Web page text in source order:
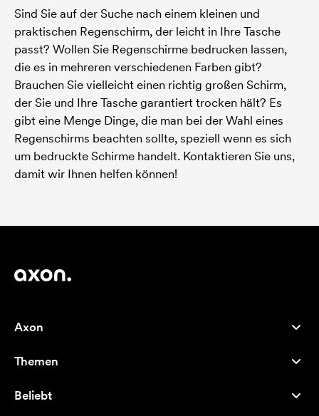
Sind Sie auf der Suche nach einem kleinen und
praktischen Regenschirm, der leicht in Ihre Tasche
passt? Wollen Sie Regenschirme bedrucken lassen,
die es in mehreren verschiedenen Farben gibt?
Brauchen Sie vielleicht einen richtig großen Schirm,
der Sie und Ihre Tasche garantiert trocken hält? Es
gibt eine Menge Dinge, die man bei der Wahl eines
Regenschirms beachten sollte, speziell wenn es sich
um bedruckte Schirme handelt. Kontaktieren Sie uns,
damit wir Ihnen helfen können!
Axon
Über uns
Careers
Themen
Bestseller
Beliebt